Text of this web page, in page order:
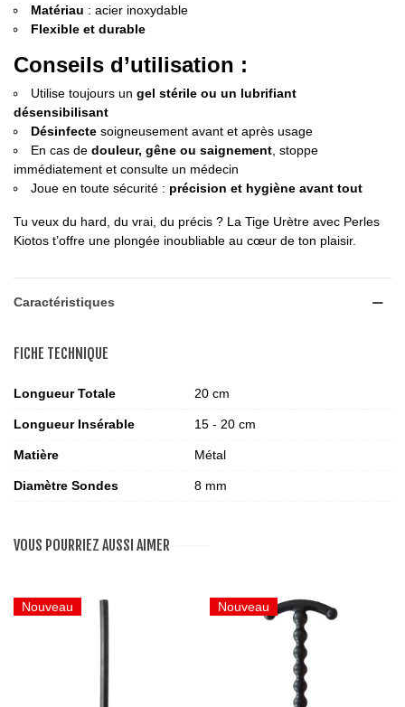
Matériau : acier inoxydable
Flexible et durable
Conseils d’utilisation :
Utilise toujours un gel stérile ou un lubrifiant
désensibilisant
Désinfecte soigneusement avant et après usage
En cas de douleur, gêne ou saignement , stoppe
immédiatement et consulte un médecin
Joue en toute sécurité : précision et hygiène avant tout
Tu veux du hard, du vrai, du précis ? La Tige Urètre avec Perles
Kiotos t’offre une plongée inoubliable au cœur de ton plaisir.
Caractéristiques
FICHE TECHNIQUE
Longueur Totale 20 cm
Longueur Insérable 15 - 20 cm
Matière Métal
Diamètre Sondes 8 mm
VOUS POURRIEZ AUSSI AIMER
Nouveau Nouveau